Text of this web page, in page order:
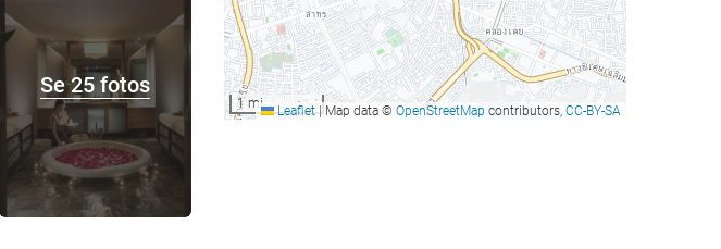
Se 25 fotos
1 mi Leaflet |Map data © OpenStreetMap contributors, CC-BY-SA